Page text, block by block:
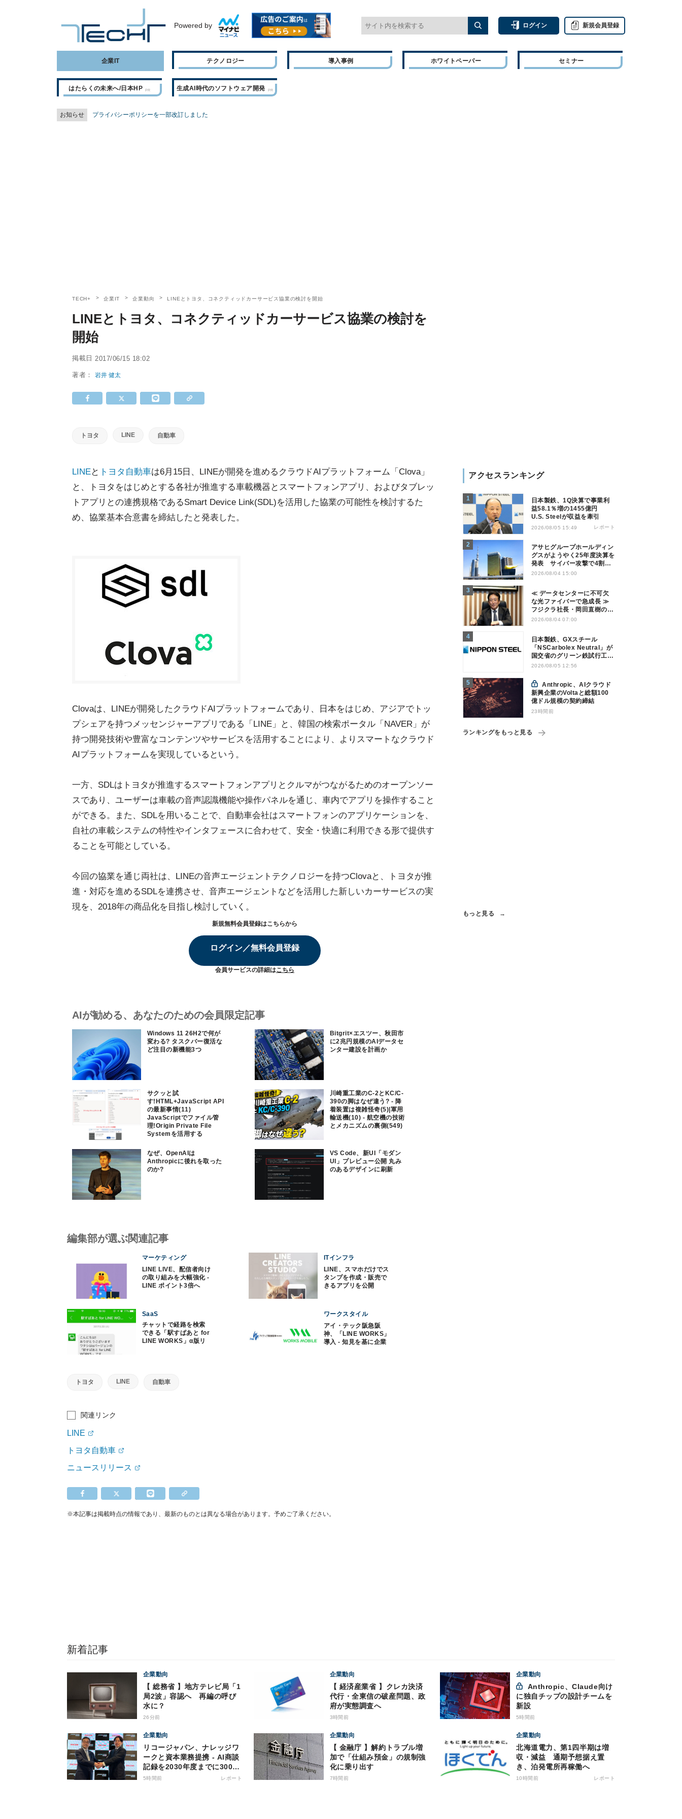
Powered by ログイン 新規会員登録
企業IT テクノロジー 導入事例 ホワイトペーパー セミナー
はたらくの未来へ/日本HP 生成AI時代のソフトウェア開発
お知らせ プライバシーポリシーを一部改訂しました
TECH+ 企業IT 企業動向 LINEとトヨタ、コネクティッドカーサービス協業の検討を開始
LINEとトヨタ、コネクティッドカーサービス協業の検討を
開始
掲載日 2017/06/15 18:02
著者：岩井 健太
トヨタ LINE 自動車
LINEと トヨタ 自動車は6月15日、LINEが開発を進めるクラウドAIプラットフォーム「Clova」
と、トヨタをはじめとする各社が推進する車載機器とスマートフォンアプリ、およびタブレッ
トアプリとの連携規格であるSmart Device Link(SDL)を活用した協業の可能性を検討するた
め、協業基本合意書を締結したと発表した。
Clovaは、LINEが開発したクラウドAIプラットフォームであり、日本をはじめ、アジアでトッ
プシェアを持つメッセンジャーアプリである「LINE」と、韓国の検索ポータル「NAVER」が
持つ開発技術や豊富なコンテンツやサービスを活用することにより、よりスマートなクラウド
AIプラットフォームを実現しているという。
一方、SDLはトヨタが推進するスマートフォンアプリとクルマがつながるためのオープンソー
スであり、ユーザーは車載の音声認識機能や操作パネルを通じ、車内でアプリを操作すること
ができる。また、SDLを用いることで、自動車会社はスマートフォンのアプリケーションを、
自社の車載システムの特性やインタフェースに合わせて、安全・快適に利用できる形で提供す
ることを可能としている。
今回の協業を通じ両社は、LINEの音声エージェントテクノロジーを持つClovaと、トヨタが推
進・対応を進めるSDLを連携させ、音声エージェントなどを活用した新しいカーサービスの実
現を、2018年の商品化を目指し検討していく。
新規無料会員登録はこちらから
ログイン／無料会員登録
会員サービスの詳細はこちら
AIが勧める、あなたのための会員限定記事
Windows 11 26H2で何が
変わる? タスクバー復活な
ど注目の新機能3つ
Bitgrit×エスツー、秋田市
に2兆円規模のAIデータセ
ンター建設を計画か
サクッと試
す!HTML+JavaScript API
の最新事情(11)
JavaScriptでファイル管
理!Origin Private File
Systemを活用する
川崎重工業のC-2とKC/C-
390の脚はなぜ違う? - 降
着装置は複雑怪奇(5)|軍用
輸送機(10) - 航空機の技術
とメカニズムの裏側(549)
なぜ、OpenAIは
Anthropicに後れを取った
のか?
VS Code、新UI「モダン
UI」プレビュー公開 丸み
のあるデザインに刷新
アクセスランキング
日本製鉄、1Q決算で事業利
益58.1％増の1455億円
U.S. Steelが収益を牽引
2026/08/05 15:49 レポート
アサヒグループホールディン
グスがようやく25年度決算を
発表 サイバー攻撃で4割減
益
2026/08/04 15:00
≪ データセンターに不可欠
な光ファイバーで急成長 ≫
フジクラ社長・岡田直樹の技
術論「見えない技術優位性、
2026/08/04 07:00
日本製鉄、GXスチール
「NSCarbolex Neutral」が
国交省のグリーン鉄試行工事
に採用
2026/08/05 12:56
Anthropic、AIクラウド
新興企業のVoltaと総額100
億ドル規模の契約締結
23時間前
ランキングをもっと見る
もっと見る
編集部が選ぶ関連記事
マーケティング
LINE LIVE、配信者向け
の取り組みを大幅強化 -
LINE ポイント3倍へ
ITインフラ
LINE、スマホだけでス
タンプを作成・販売で
きるアプリを公開
SaaS
チャットで経路を検索
できる「駅すぱあと for
LINE WORKS」α版リ
ワークスタイル
アイ・テック阪急阪
神、「LINE WORKS」
導入 - 知見を基に企業
トヨタ LINE 自動車
関連リンク
LINE
トヨタ自動車
ニュースリリース
※本記事は掲載時点の情報であり、最新のものとは異なる場合があります。予めご了承ください。
新着記事
企業動向
【 総務省 】地方テレビ局「1
局2波」容認へ 再編の呼び
水に？
26分前
企業動向
【 経済産業省 】クレカ決済
代行・全東信の破産問題、政
府が実態調査へ
3時間前
企業動向
に独自チップの設計チームを
新設
5時間前
企業動向
リコージャパン、ナレッジワ
ークと資本業務提携 - AI商談
記録を2030年度までに3000
社へ
5時間前 レポート
企業動向
【 金融庁 】解約トラブル増
加で「仕組み預金」の規制強
化に乗り出す
7時間前
企業動向
北海道電力、第1四半期は増
収・減益 通期予想据え置
き、泊発電所再稼働へ
10時間前 レポート